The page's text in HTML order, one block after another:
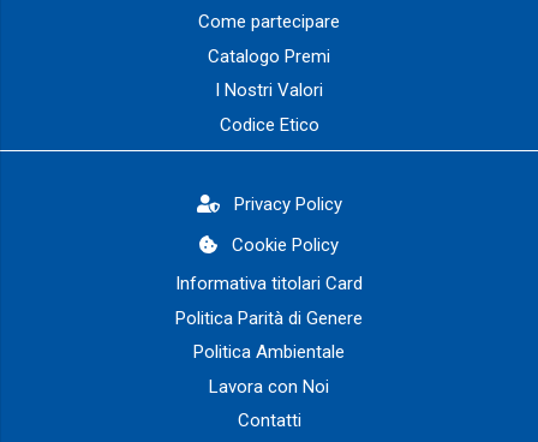
Come partecipare
Catalogo Premi
I Nostri Valori
Codice Etico
Privacy Policy
Cookie Policy
Informativa titolari Card
Politica Parità di Genere
Politica Ambientale
Lavora con Noi
Contatti